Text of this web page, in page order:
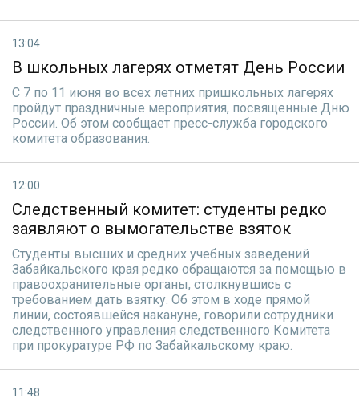
13:04
В школьных лагерях отметят День России
С 7 по 11 июня во всех летних пришкольных лагерях
пройдут праздничные мероприятия, посвященные Дню
России. Об этом сообщает пресс-служба городского
комитета образования.
12:00
Следственный комитет: студенты редко
заявляют о вымогательстве взяток
Студенты высших и средних учебных заведений
Забайкальского края редко обращаются за помощью в
правоохранительные органы, столкнувшись с
требованием дать взятку. Об этом в ходе прямой
линии, состоявшейся накануне, говорили сотрудники
следственного управления следственного Комитета
при прокуратуре РФ по Забайкальскому краю.
11:48